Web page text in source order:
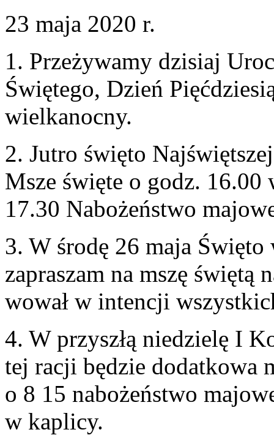
23 maja 2020 r.
1. Przeży­wamy dzisiaj
Świętego, Dzień
wielkanocny.
2. Jutro święto
Msze święte o godz. 16.00
17.30 Nabożeństwo
3. W środę 26 maja Święto
zapraszam na mszę świętą
wował w intencji
4. W przyszłą niedzielę I
tej racji będzie dodatkowa
o 8 15 nabożeństwo
w kaplicy.